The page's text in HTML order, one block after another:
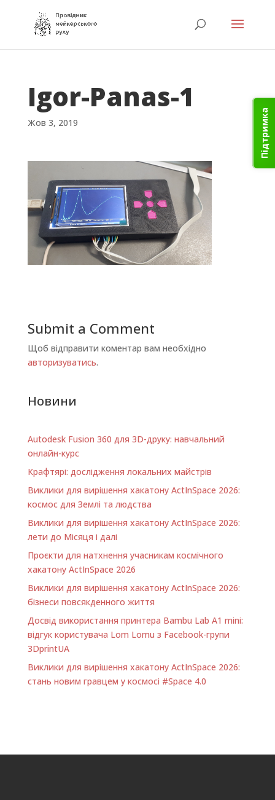
Підтримка
Igor-Panas-1
Жов 3, 2019
Submit a Comment
Щоб відправити коментар вам необхідно
авторизуватись.
Новини
Autodesk Fusion 360 для 3D-друку: навчальний
онлайн-курс
Крафтярі: дослідження локальних майстрів
Виклики для вирішення хакатону ActInSpace 2026:
космос для Землі та людства
Виклики для вирішення хакатону ActInSpace 2026:
лети до Місяця і далі
Проєкти для натхнення учасникам космічного
хакатону ActInSpace 2026
Виклики для вирішення хакатону ActInSpace 2026:
бізнеси повсякденного життя
Досвід використання принтера Bambu Lab A1 minі:
відгук користувача Lom Lomu з Facebook-групи
3DprintUA
Виклики для вирішення хакатону ActInSpace 2026:
стань новим гравцем у космосі #Space 4.0